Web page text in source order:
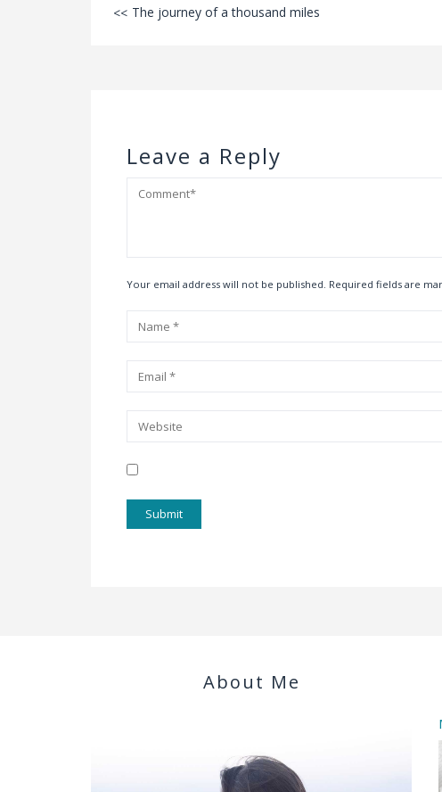
The journey of a thousand miles
Leave a Reply
Your email address will not be published. Required fields are
About Me